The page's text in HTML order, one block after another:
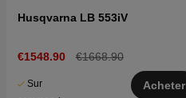
Husqvarna LB 553iV
€1548.90 €1668.90
Sur
Acheter